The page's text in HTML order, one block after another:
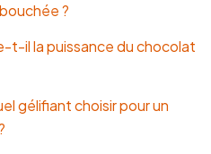
?
t-il la puissance du chocolat
gélifiant choisir pour un